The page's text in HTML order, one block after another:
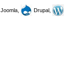
Joomla,
Drupal,